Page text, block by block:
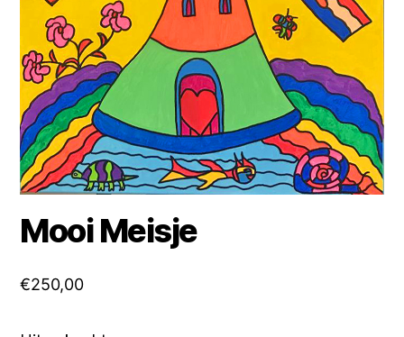
Mooi Meisje
€250,00